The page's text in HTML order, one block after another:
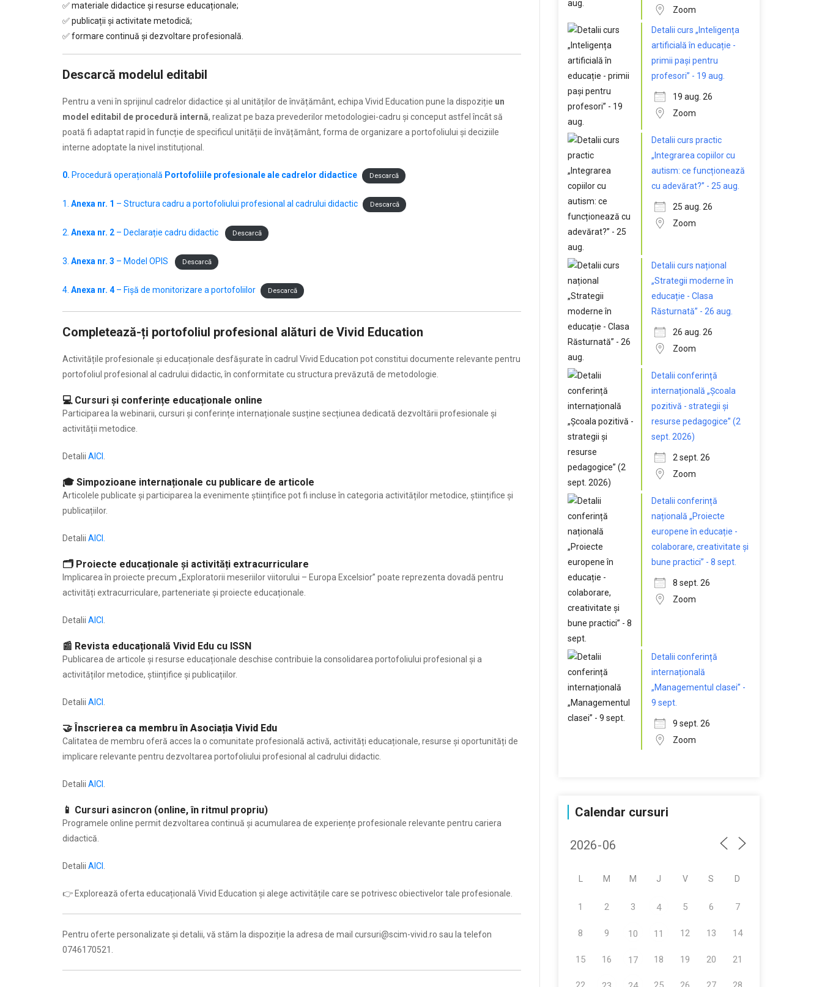
✅ materiale didactice și resurse educaționale;
✅ publicații și activitate metodică;
✅ formare continuă și dezvoltare profesională.
Descarcă modelul editabil
Pentru a veni în sprijinul cadrelor didactice și al unităților de învățământ, echipa Vivid Education pune la dispoziție un
model editabil de procedură internă, realizat pe baza prevederilor metodologiei-cadru și conceput astfel încât să
poată fi adaptat rapid în funcție de specificul unității de învățământ, forma de organizare a portofoliului și deciziile
interne adoptate la nivel instituțional.
0. Procedură operațională Portofoliile profesionale ale cadrelor didactice Descarcă
1. Anexa nr. 1 – Structura cadru a portofoliului profesional al cadrului didactic Descarcă
2. Anexa nr. 2 – Declarație cadru didactic Descarcă
3. Anexa nr. 3 – Model OPIS Descarcă
4. Anexa nr. 4– Fișă de monitorizare a portofoliilor Descarcă
Completează-ți portofoliul profesional alături de Vivid Education
Activitățile profesionale și educaționale desfășurate în cadrul Vivid Education pot constitui documente relevante pentru
portofoliul profesional al cadrului didactic, în conformitate cu structura prevăzută de metodologie.
💻 Cursuri și conferințe educaționale online
Participarea la webinarii, cursuri și conferințe internaționale susține secțiunea dedicată dezvoltării profesionale și
activității metodice.
Detalii AICI
🎓 Simpozioane internaționale cu publicare de articole
Articolele publicate și participarea la evenimente științifice pot fi incluse în categoria activităților metodice, științifice și
publicațiilor.
Detalii AICI.
🗂 Proiecte educaționale și activități extracurriculare
Implicarea în proiecte precum „Exploratorii meseriilor viitorului – Europa Excelsior” poate reprezenta dovadă pentru
activități extracurriculare, parteneriate și proiecte educaționale.
Detalii AICI
📰 Revista educațională Vivid Edu cu ISSN
Publicarea de articole și resurse educaționale deschise contribuie la consolidarea portofoliului profesional și a
activităților metodice, științifice și publicațiilor.
Detalii AICI
🤝 Înscrierea ca membru în Asociația Vivid Edu
Calitatea de membru oferă acces la o comunitate profesională activă, activități educaționale, resurse și oportunități de
implicare relevante pentru dezvoltarea portofoliului profesional al cadrului didactic.
Detalii AICI
📱 Cursuri asincron (online, în ritmul propriu)
Programele online permit dezvoltarea continuă și acumularea de experiențe profesionale relevante pentru cariera
didactică.
Detalii AICI
👉 Explorează oferta educațională Vivid Education și alege activitățile care se potrivesc obiectivelor tale profesionale.
Pentru oferte personalizate și detalii, vă stăm la dispoziție la adresa de mail cursuri@scim-vivid.ro sau la telefon
0746170521.
Zoom
Detalii curs „Inteligența
artificială în educație -
primii pași pentru
profesori” - 19 aug.
19 aug. 26
Zoom
Detalii curs practic
„Integrarea copiilor cu
autism: ce funcționează
cu adevărat?” - 25 aug.
25 aug. 26
Zoom
Detalii curs național
„Strategii moderne în
educație - Clasa
Răsturnată” - 26 aug.
26 aug. 26
Zoom
Detalii conferință
internațională „Școala
pozitivă - strategii și
resurse pedagogice” (2
sept. 2026)
2 sept. 26
Zoom
Detalii conferință
națională „Proiecte
europene în educație -
colaborare, creativitate și
bune practici” - 8 sept.
8 sept. 26
Zoom
Detalii conferință
internațională
„Managementul clasei” -
9 sept.
9 sept. 26
Zoom
Calendar cursuri
M M J V S D
1 2 3 4 5 6 7
8 9 10 11 12 13 14
15 16 17 18 19 20 21